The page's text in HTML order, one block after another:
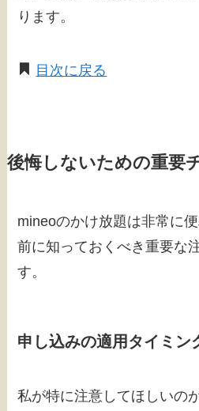
ります。
目次に戻る
後悔しないための重要
mineoのかけ放題は非常に
前に知っておくべき重要な
す。
申し込みの適用タイミン
私が特に注意してほしいの